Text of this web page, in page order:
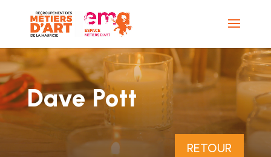
Dave Pott
RETOUR